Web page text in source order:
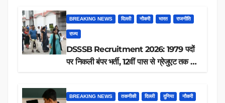
BREAKING NEWS दिल्ली नौकरी भारत राजनीति
राज्य
DSSSB Recruitment 2026: 1979 पदों
पर निकली बंपर भर्ती, 12वीं पास से ग्रेजुएट तक करें
BREAKING NEWS तकनीकी दिल्ली दुनिया नौकरी